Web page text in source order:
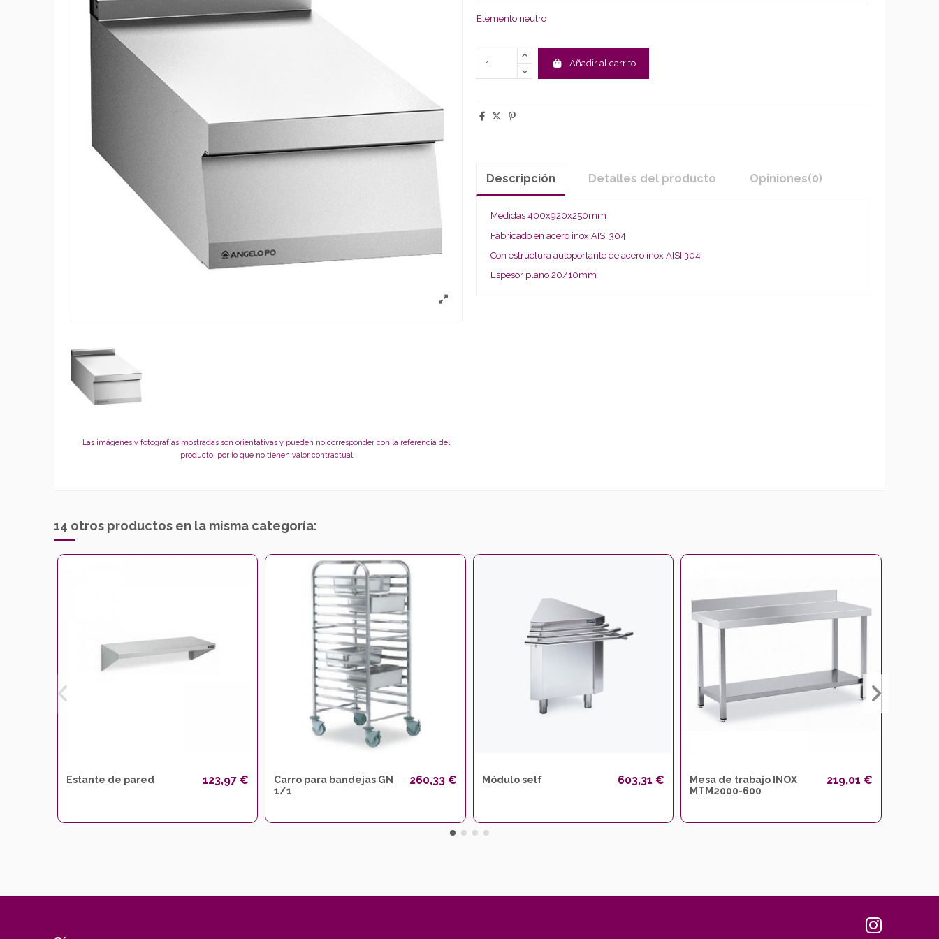
Las imágenes y fotografías mostradas son orientativas y pueden no corresponder con la referencia del
producto, por lo que no tienen valor contractual
Elemento neutro
Añadir al carrito
Descripción Detalles del producto Opiniones(0)
Medidas 400x920x250mm
Fabricado en acero inox AISI 304
Con estructura autoportante de acero inox AISI 304
Espesor plano 20/10mm
14 otros productos en la misma categoría:
Estante de pared 123,97 €
Carro para bandejas GN
1/1
260,33 € Módulo self 603,31 €
Mesa de trabajo INOX
MTM2000-600
219,01 €